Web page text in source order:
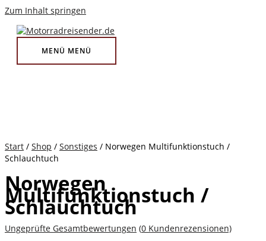
Zum Inhalt springen
MENÜ MENÜ
Start / Shop / Sonstiges / Norwegen Multifunktionstuch /
Schlauchtuch
Norwegen
Multifunktionstuch /
Schlauchtuch
Ungeprüfte Gesamtbewertungen (0 Kundenrezensionen)